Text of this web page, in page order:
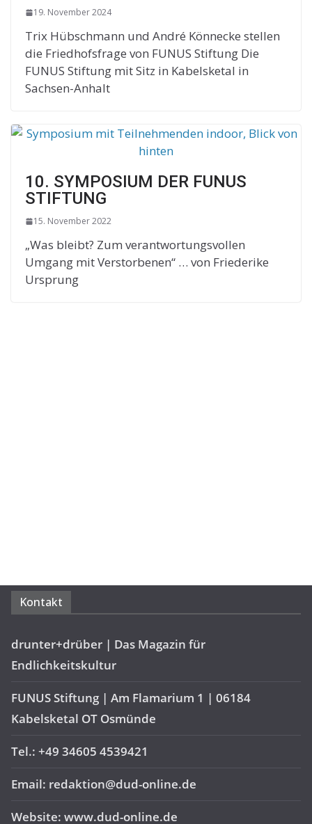
19. November 2024
Trix Hübschmann und André Könnecke stellen
die Friedhofsfrage von FUNUS Stiftung Die
FUNUS Stiftung mit Sitz in Kabelsketal in
Sachsen-Anhalt
10. SYMPOSIUM DER FUNUS
STIFTUNG
15. November 2022
„Was bleibt? Zum verantwortungsvollen
Umgang mit Verstorbenen“ … von Friederike
Ursprung
Kontakt
drunter+drüber | Das Magazin für
Endlichkeitskultur
FUNUS Stiftung | Am Flamarium 1 | 06184
Kabelsketal OT Osmünde
Tel.: +49 34605 4539421
Email: redaktion@dud-online.de
Website: www.dud-online.de